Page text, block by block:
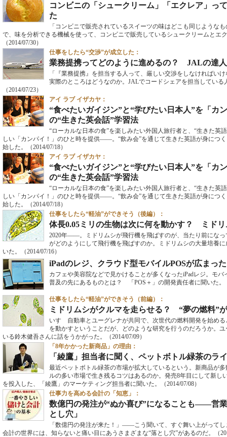
コンビニの「シュークリーム」「エクレア」
た
「コンビニで販売されているスイーツの味はどこも同じような
で、味を分析できる機械を使って、コンビニで販売しているシュークリームとエ
（2014/07/30）
仕事をしたら“交渉”が成立した：
業務提携ってどのように進めるの？ JALの達
「『業務提携』を担当する人って、厳しい交渉をしなければ
実際のところはどうなのか。JALでコードシェアを担当してい
（2014/07/23）
アイ ラブ イザカヤ：
“食べたいガイジン”と“学びたい日本人”を「
の“生きた英会話”学習法
“ローカルな日本の食”を楽しみたい外国人旅行者と、“生きた英
しい「カンパイ！」のひと時を提供――。“飲み会”を通じて生きた英語が身につく
始した。
（2014/07/18）
アイ ラブ イザカヤ：
“食べたいガイジン”と“学びたい日本人”を「
の“生きた英会話”学習法
“ローカルな日本の食”を楽しみたい外国人旅行者と、“生きた英
しい「カンパイ！」のひと時を提供――。“飲み会”を通じて生きた英語が身につく
始した。
（2014/07/18）
仕事をしたら“軽油”ができそう（後編）：
体長0.05ミリの生物は次に何を動かす？ ミド
2020年――。ミドリムシが飛行機を飛ばすのが、当たり前になっ
がどのようにして飛行機を飛ばすのか。ミドリムシの大量培養
いた。
（2014/07/16）
iPadのレジ、クラウド型モバイルPOSが広まっ
カフェや美容院などで見かけることが多くなったiPadレジ。モ
普及の先にあるものとは？ 「POS＋」の開発責任者に聞いた。
仕事をしたら“軽油”ができそう（前編）：
ミドリムシがクルマを走らせる？ “夢の燃料”
いすゞ自動車とユーグレナが共同で、次世代の燃料開発を始め
を動かすということだが、どのような研究を行うのだろうか。
いる鈴木健吾さんに話をうかがった。
（2014/07/09）
「8年かかった新商品」の理由：
「綾鷹」担当者に聞く、ペットボトル緑茶のラ
最近ペットボトル緑茶の市場が拡大しているという。新商品が
ルの多い市場で生き残るコツはあるのか。発売8年目にして新し
を投入した、「綾鷹」のマーケティング担当者に聞いた。
（2014/07/08）
仕事力を高める会計の「知恵」：
数億円の発注が“ぬか喜び”になることも――営
とし穴」
「数億円の発注が来た！」――こう聞いて、すぐ舞い上がって
会計の世界には、知らないと痛い目にあうさまざまな“落とし穴”があるのだ。
（